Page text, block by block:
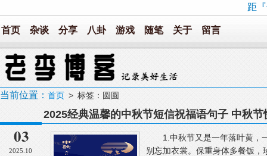
距
首页 杂谈 分享 八卦 游戏 随笔 关于 留言
当前位置： 首页 > 标签：圆圆
03
2025.10
2025经典温馨的中秋节短信祝福语句子 中秋
1.中秋节又是一年落叶黄，
别忘加衣裳。保重身体多餐饭